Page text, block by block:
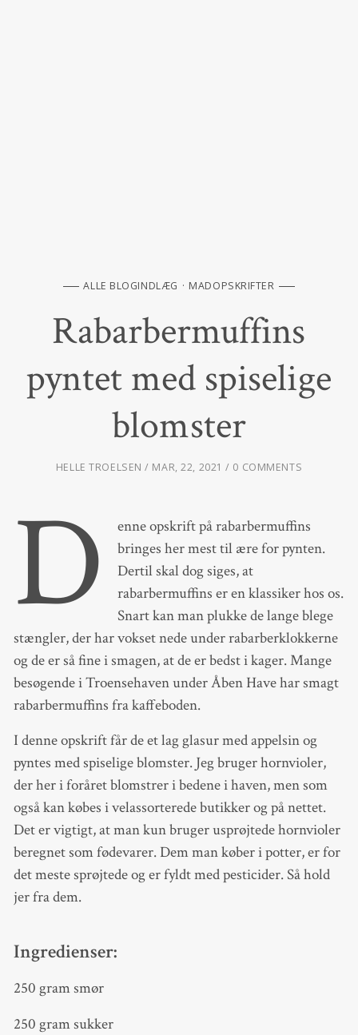
ALLE BLOGINDLÆG MADOPSKRIFTER
Rabarbermuffins
pyntet med spiselige
blomster
HELLE TROELSEN MAR, 22, 2021 0 COMMENTS
D
enne opskrift på rabarbermuffins
bringes her mest til ære for pynten.
Dertil skal dog siges, at
rabarbermuffins er en klassiker hos os.
Snart kan man plukke de lange blege
stængler, der har vokset nede under rabarberklokkerne
og de er så fine i smagen, at de er bedst i kager. Mange
besøgende i Troensehaven under Åben Have har smagt
rabarbermuffins fra kaffeboden.
I denne opskrift får de et lag glasur med appelsin og
pyntes med spiselige blomster. Jeg bruger hornvioler,
der her i foråret blomstrer i bedene i haven, men som
også kan købes i velassorterede butikker og på nettet.
Det er vigtigt, at man kun bruger usprøjtede hornvioler
beregnet som fødevarer. Dem man køber i potter, er for
det meste sprøjtede og er fyldt med pesticider. Så hold
jer fra dem.
Ingredienser:
250 gram smør
250 gram sukker